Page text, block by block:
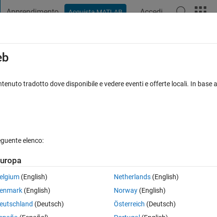
Apprendimento Acquista MATLAB Accedi
?
0 voti
But some numbers/data in columns show 1x1 missing. How could I
tradotto dove disponibile e vedere eventi e offerte locali. In
elenco:
(English)
(English)
(Deutsch)
Netherlands(English)
Norway(English)
Österreich (Deutsch)